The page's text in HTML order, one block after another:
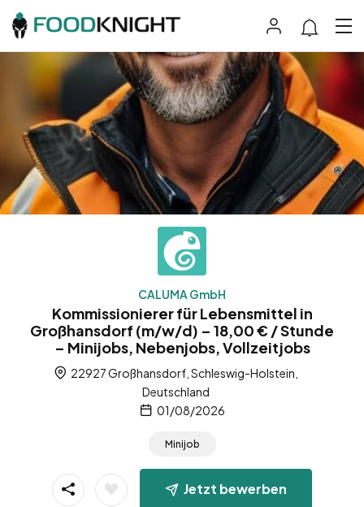
CALUMA GmbH
Kommissionierer für Lebensmittel in
Großhansdorf (m/w/d) – 18,00 € / Stunde
– Minijobs, Nebenjobs, Vollzeitjobs
22927 Großhansdorf, Schleswig-Holstein,
Deutschland
01/08/2026
Minijob
Jetzt bewerben